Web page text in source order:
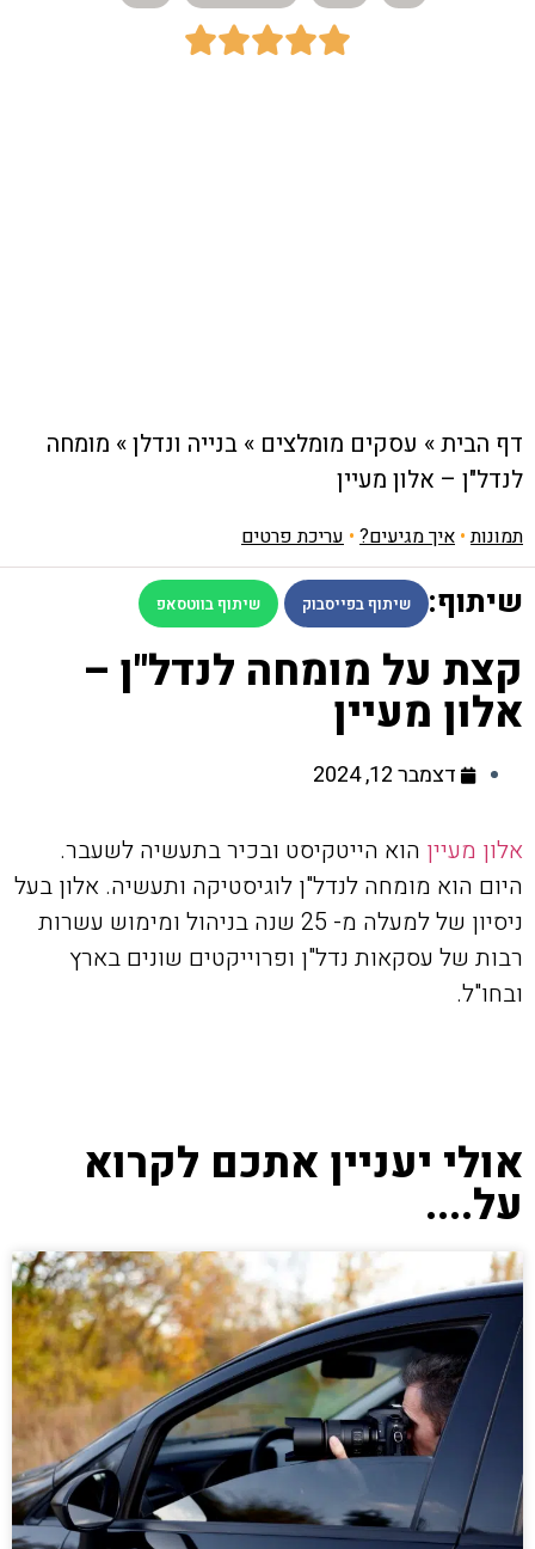





דף הבית» עסקים מומלצים » בנייה ונדלן» מומחה
לנדל"ן – אלון מעיין
תמונות• איך מגיעים? • עריכת פרטים
שיתוף: שיתוף בפייסבוק שיתוף בווטסאפ
קצת על מומחה לנדל"ן –
אלון מעיין
דצמבר 12, 2024
אלון מעיין הוא הייטקיסט ובכיר בתעשיה לשעבר.
היום הוא מומחה לנדל"ן לוגיסטיקה ותעשיה. אלון בעל
ניסיון של למעלה מ- 25 שנה בניהול ומימוש עשרות
רבות של עסקאות נדל"ן ופרוייקטים שונים בארץ
ובחו"ל.
אולי יעניין אתכם לקרוא
על....